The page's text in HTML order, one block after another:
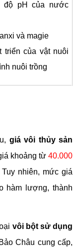
độ pH của nước
và magie
triển của vật nuôi
nuôi trồng
giá vôi thủy sản
khoảng từ40.000
Tuy nhiên, mức giá
hàm lượng, thành
vôi bột sử dụng
Châu cung cấp,